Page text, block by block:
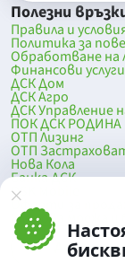
Полезни
Правила и
Политика за
Обработване на
Финансови
ДСК Дом
ДСК Агро
ДСК Управление
ПОК ДСК РОДИНА
ОТП Лизинг
ОТП
Нова Кола
Банка ДСК
DSK Mobile
Оферти за
Клонова мрежа и
До